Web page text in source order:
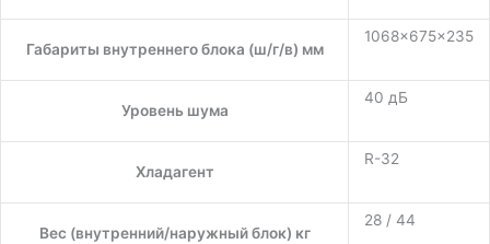
Габариты внутреннего блока (ш/г/в) мм
1068×675×235
Уровень шума
40 дБ
Хладагент
R-32
Вес (внутренний/наружный блок) кг
28 / 44